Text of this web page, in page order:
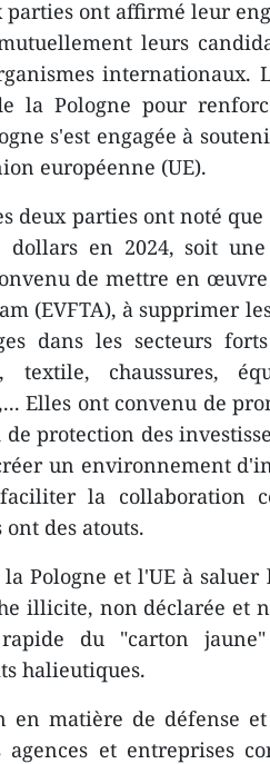
parties ont affirmé leur
leurs
internationaux.
la Pologne pour
s'est engagée à
européenne (UE).
deux parties ont noté
en 2024, soit
de mettre en
(EVFTA), à supprimer
dans les secteurs
textile, chaussures,
Elles ont convenu de
protection des
un environnement
la collaboration
des atouts.
Pologne et l'UE à
illicite, non déclarée et
du "carton
halieutiques.
en matière de défense
et entreprises